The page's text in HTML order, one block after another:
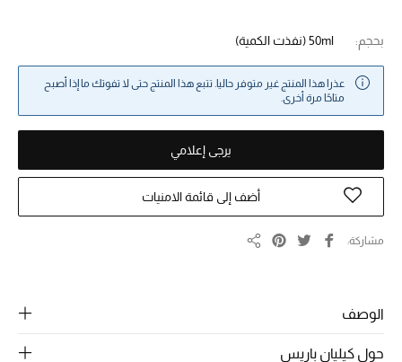
ما وصلنا حديثاً
الموسم الجديد
الحقائب النسائية
أحذية النسائية
الجمال
بحجم: 50ml(نفذت الكمية)
عذرا هذا المنتج غير متوفر حاليا. تتبع هذا المنتج حتى لا تفوتك ما إذا أصبح
متاحًا مرة أخرى.
يرجى إعلامي
أضف إلى قائمة الامنيات
مشاركة
الوصف
حول كيليان باريس